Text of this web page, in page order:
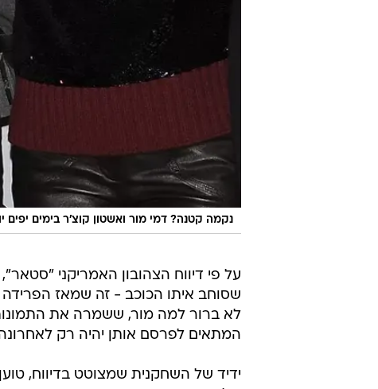
נקמה קטנה? דמי מור ואשטון קוצ'ר בימים יפים
על פי דיווח הצהובון האמריקני
שסוחב איתו הכוכב - זה שמאז
לא ברור למה מור, ששמרה את
המתאים לפרסם אותן יהיה רק
ידיד של השחקנית שמצוטט בדיווח,